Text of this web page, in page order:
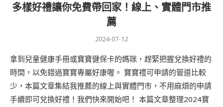
多樣好禮讓你免費帶回家！線上、實體門市推
薦
2024-07-12
拿到兒童健康手冊或寶寶健保卡的媽咪，趕緊把握兌換好禮的
時間，以免錯過寶寶專屬好康喔。 寶寶禮可申請的管道比較
少，本篇文章集結我推薦的線上與實體門市，不用麻煩的申請
手續即可兌換好禮！我們快來開始吧！ 本篇文章整理2024寶